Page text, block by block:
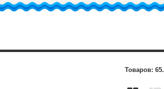
Товаров: 65.